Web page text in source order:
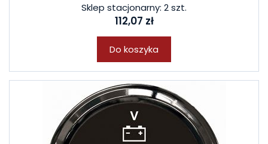
Sklep stacjonarny: 2 szt.
112,07 zł
Do koszyka